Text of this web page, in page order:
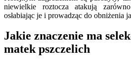
niewielkie roztocza atakują
osłabiając je i prowadząc do obniżenia
Jakie znaczenie ma
matek pszczelich